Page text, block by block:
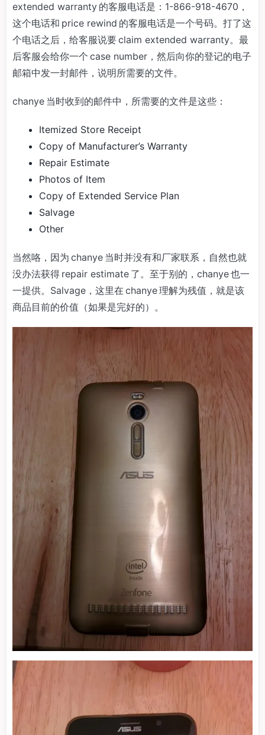
extended warranty 的客服电话是：1-866-918-4670，
这个电话和 price rewind 的客服电话是一个号码。打了这
个电话之后，给客服说要 claim extended warranty。最
后客服会给你一个 case number，然后向你的登记的电子
邮箱中发一封邮件，说明所需要的文件。
chanye 当时收到的邮件中，所需要的文件是这些：
Itemized Store Receipt
Copy of Manufacturer’s Warranty
Repair Estimate
Photos of Item
Copy of Extended Service Plan
Salvage
Other
当然咯，因为 chanye 当时并没有和厂家联系，自然也就
没办法获得 repair estimate 了。至于别的，chanye 也一
一提供。Salvage，这里在 chanye 理解为残值，就是该
商品目前的价值（如果是完好的）。